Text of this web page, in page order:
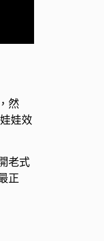
然
娃效
老式
正